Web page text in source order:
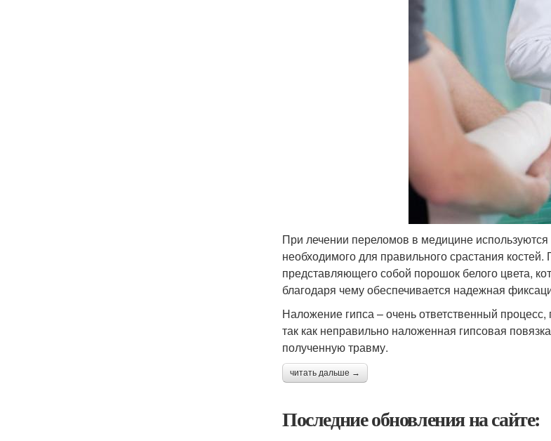
При лечении переломов в медицине
необходимого для правильного срастания
представляющего собой порошок белого цвета,
благодаря чему обеспечивается надежная
Наложение гипса – очень ответственный
так как неправильно наложенная гипсовая
полученную травму.
читать дальше →
Последние обновления на сайте: